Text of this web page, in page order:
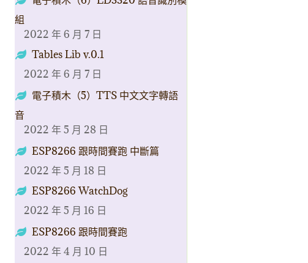
組
2022 年 6 月 7 日
Tables Lib v.0.1
2022 年 6 月 7 日
電子積木（5）TTS 中文文字轉語
音
2022 年 5 月 28 日
ESP8266 跟時間賽跑 中斷篇
2022 年 5 月 18 日
ESP8266 WatchDog
2022 年 5 月 16 日
ESP8266 跟時間賽跑
2022 年 4 月 10 日